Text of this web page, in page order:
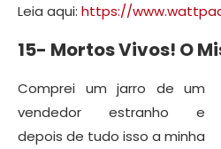
Leia aqui: https://
15- Mortos Vivos! O
Comprei um jarro de um
vendedor estranho e
depois de tudo isso a minha